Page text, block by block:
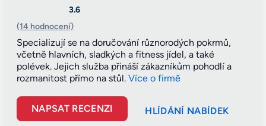
3.6
(14 hodnocení)
Specializují se na doručování různorodých pokrmů,
včetně hlavních, sladkých a fitness jídel, a také
polévek. Jejich služba přináší zákazníkům pohodlí a
rozmanitost přímo na stůl. Více o firmě
NAPSAT RECENZI HLÍDÁNÍ NABÍDEK